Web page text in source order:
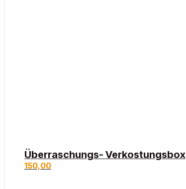
Überraschungs- Verkostungsbox
150,00